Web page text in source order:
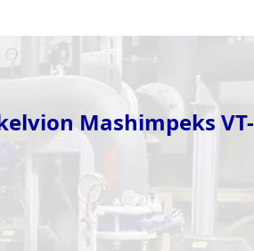
Mashimpeks VT-